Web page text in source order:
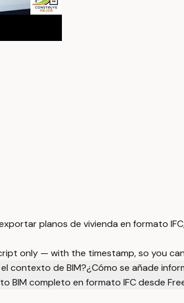
planos de vivienda en formato
only — with the timestamp, so you
contexto de BIM?¿Cómo se añade
BIM completo en formato IFC desde